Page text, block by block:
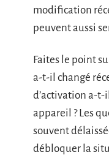
modification
peuvent aussi
Faites le point
a-t-il changé
d’activation a-t-
appareil ? Les
souvent
débloquer la